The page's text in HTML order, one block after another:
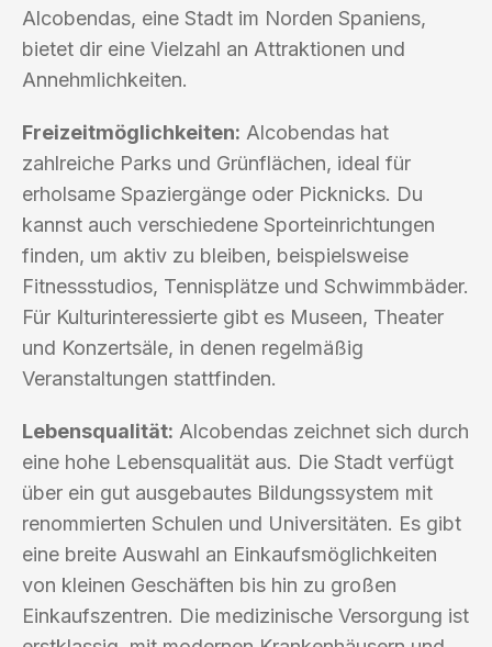
Alcobendas, eine Stadt im Norden Spaniens,
bietet dir eine Vielzahl an Attraktionen und
Annehmlichkeiten.
Freizeitmöglichkeiten: Alcobendas hat
zahlreiche Parks und Grünflächen, ideal für
erholsame Spaziergänge oder Picknicks. Du
kannst auch verschiedene Sporteinrichtungen
finden, um aktiv zu bleiben, beispielsweise
Fitnessstudios, Tennisplätze und Schwimmbäder.
Für Kulturinteressierte gibt es Museen, Theater
und Konzertsäle, in denen regelmäßig
Veranstaltungen stattfinden.
Lebensqualität: Alcobendas zeichnet sich durch
eine hohe Lebensqualität aus. Die Stadt verfügt
über ein gut ausgebautes Bildungssystem mit
renommierten Schulen und Universitäten. Es gibt
eine breite Auswahl an Einkaufsmöglichkeiten
von kleinen Geschäften bis hin zu großen
Einkaufszentren. Die medizinische Versorgung ist